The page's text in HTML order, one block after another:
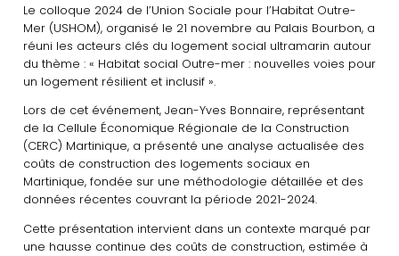
Le colloque 2024 de l’Union Sociale pour l’Habitat Outre-
Mer (USHOM), organisé le 21 novembre au Palais Bourbon, a
réuni les acteurs clés du logement social ultramarin autour
du thème : « Habitat social Outre-mer : nouvelles voies pour
un logement résilient et inclusif ».
Lors de cet événement, Jean-Yves Bonnaire, représentant
de la Cellule Économique Régionale de la Construction
(CERC) Martinique, a présenté une analyse actualisée des
coûts de construction des logements sociaux en
Martinique, fondée sur une méthodologie détaillée et des
données récentes couvrant la période 2021-2024.
Cette présentation intervient dans un contexte marqué par
une hausse continue des coûts de construction, estimée à